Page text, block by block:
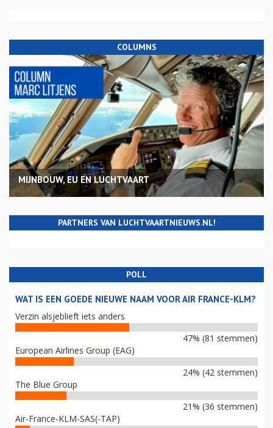
COLUMNS
MIJNBOUW, EU EN LUCHTVAART
PARTNERS VAN LUCHTVAARTNIEUWS.NL!
POLL
WAT IS EEN GOEDE NIEUWE NAAM VOOR AIR FRANCE-KLM?
Verzin alsjeblieft iets anders
47% (81 stemmen)
European Airlines Group (EAG)
24% (42 stemmen)
The Blue Group
21% (36 stemmen)
Air-France-KLM-SAS(-TAP)